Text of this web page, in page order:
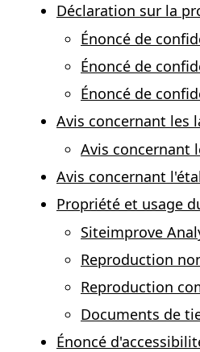
Déclaration sur la
Énoncé de
Énoncé de
Énoncé de
Avis concernant les
Avis concernant
Avis concernant
Propriété et usage
Siteimprove
Reproduction
Reproduction
Documents de
Énoncé